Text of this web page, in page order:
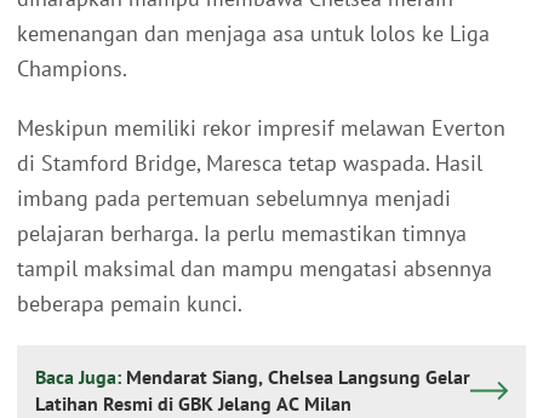
kemenangan dan menjaga asa untuk lolos ke Liga
Champions.
Meskipun memiliki rekor impresif melawan Everton
di Stamford Bridge, Maresca tetap waspada. Hasil
imbang pada pertemuan sebelumnya menjadi
pelajaran berharga. Ia perlu memastikan timnya
tampil maksimal dan mampu mengatasi absennya
beberapa pemain kunci.
Baca Juga: Mendarat Siang, Chelsea Langsung Gelar
Latihan Resmi di GBK Jelang AC Milan